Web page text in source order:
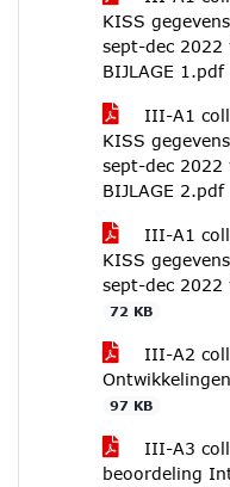
KISS
sept-dec 2022
BIJLAGE 1.pdf
III-A1
KISS
sept-dec 2022
BIJLAGE 2.pdf
III-A1
KISS
sept-dec 2022
72 KB
III-A2
97 KB
III-A3
beoordeling